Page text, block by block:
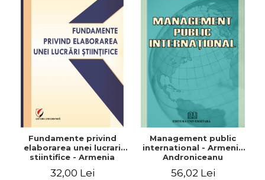
Fundamente privind
elaborarea unei lucrari
stiintifice - Armenia
Androniceanu
32,00 Lei
Management public
international - Armenia
Androniceanu
56,02 Lei